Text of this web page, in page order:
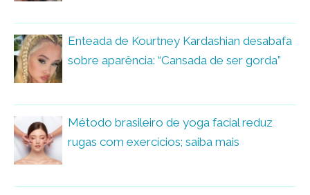
Enteada de Kourtney Kardashian desabafa
sobre aparência: “Cansada de ser gorda”
Método brasileiro de yoga facial reduz
rugas com exercícios; saiba mais